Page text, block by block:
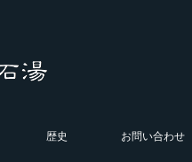
歴史 お問い合わせ